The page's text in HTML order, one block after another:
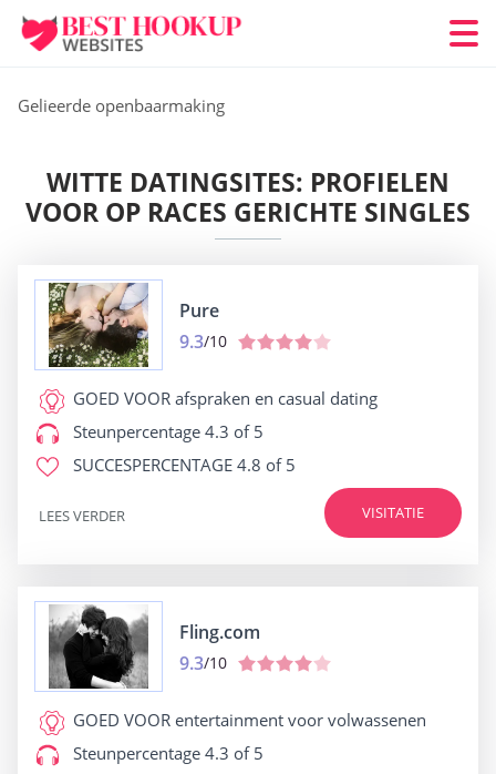
Gelieerde openbaarmaking
WITTE DATINGSITES: PROFIELEN
VOOR OP RACES GERICHTE SINGLES
Pure
9.3/10
GOED VOOR afspraken en casual dating
Steunpercentage 4.3 of 5
SUCCESPERCENTAGE 4.8 of 5
VISITATIE
LEES VERDER
Fling.com
9.3/10
GOED VOOR entertainment voor volwassenen
Steunpercentage 4.3 of 5